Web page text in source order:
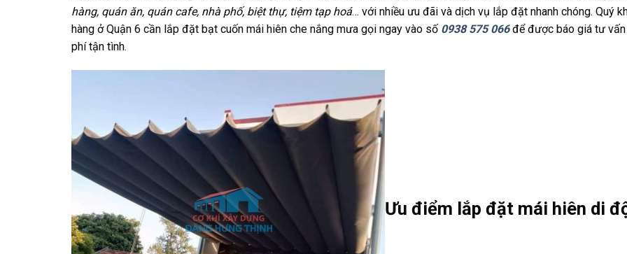
hàng, quán ăn, quán cafe, nhà phố, biệt thự, tiệm tạp hoá… với nhiều ưu đãi và dịch vụ lắp đặt nhanh chóng. Quý
hàng ở Quận 6 cần lắp đặt bạt cuốn mái hiên che nắng mưa gọi ngay vào số 0938 575 066để được báo giá tư vấn
phí tận tình.
Ưu điểm lắp đặt mái hiên di